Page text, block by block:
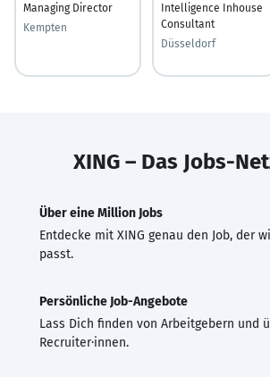
Managing Director
Kempten
Intelligence Inhouse
Consultant
Düsseldorf
XING – Das Jobs-
Über eine Million Jobs
Entdecke mit XING genau den Job, der
passt.
Persönliche Job-Angebote
Lass Dich finden von Arbeitgebern und
Recruiter·innen.